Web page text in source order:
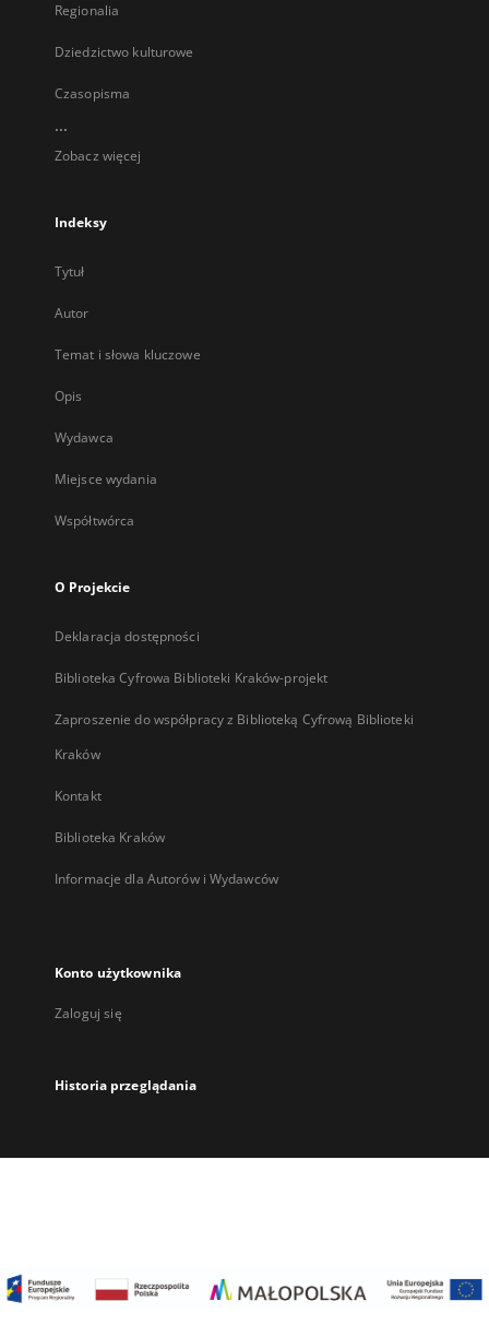
Regionalia
Dziedzictwo kulturowe
Czasopisma
...
Zobacz więcej
Indeksy
Tytuł
Autor
Temat i słowa kluczowe
Opis
Wydawca
Miejsce wydania
Współtwórca
O Projekcie
Deklaracja dostępności
Biblioteka Cyfrowa Biblioteki Kraków-projekt
Zaproszenie do współpracy z Biblioteką Cyfrową Biblioteki
Kraków
Kontakt
Biblioteka Kraków
Informacje dla Autorów i Wydawców
Konto użytkownika
Zaloguj się
Historia przeglądania